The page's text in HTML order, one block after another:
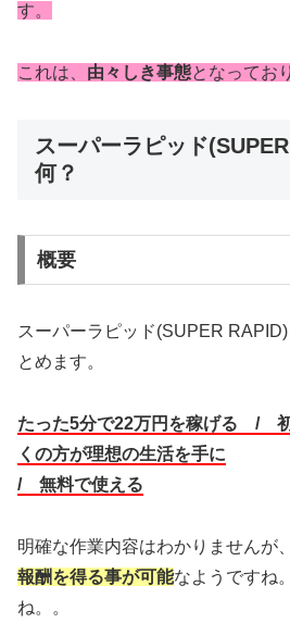
す。
これは、 由々しき事態となってお
スーパーラピッド
何？
概要
スーパーラピッド(SUPER
とめます。
たった5分で22万円を稼げる /
くの方が理想の生活を手に
/ 無料で使える
明確な作業内容はわかりませんが、
報酬を得る事が可能なようですね
ね。。